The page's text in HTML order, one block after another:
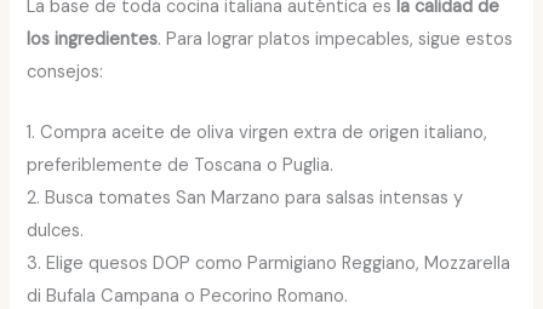
La base de toda cocina italiana auténtica es la calidad de
los ingredientes. Para lograr platos impecables, sigue estos
consejos:
1. Compra aceite de oliva virgen extra de origen italiano,
preferiblemente de Toscana o Puglia.
2. Busca tomates San Marzano para salsas intensas y
dulces.
3. Elige quesos DOP como Parmigiano Reggiano, Mozzarella
di Bufala Campana o Pecorino Romano.